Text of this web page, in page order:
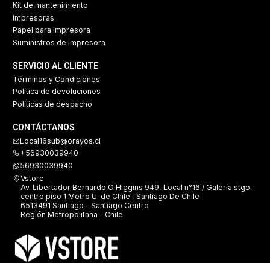
Kit de mantenimiento
Impresoras
Papel para Impresora
Suministros de impresora
SERVICIO AL CLIENTE
Términos y Condiciones
Política de devoluciones
Políticas de despacho
CONTÁCTANOS
Local16sub@orayos.cl
+56930039940
56930039940
Vstore
Av. Libertador Bernardo O'Higgins 949, Local n°16 / Galería stgo.
centro piso 1 Metro U. de Chile , Santiago De Chile
6513491 Santiago - Santiago Centro
Región Metropolitana - Chile